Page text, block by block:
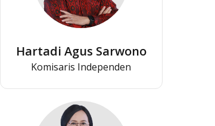
Hartadi Agus Sarwono
Komisaris Independen